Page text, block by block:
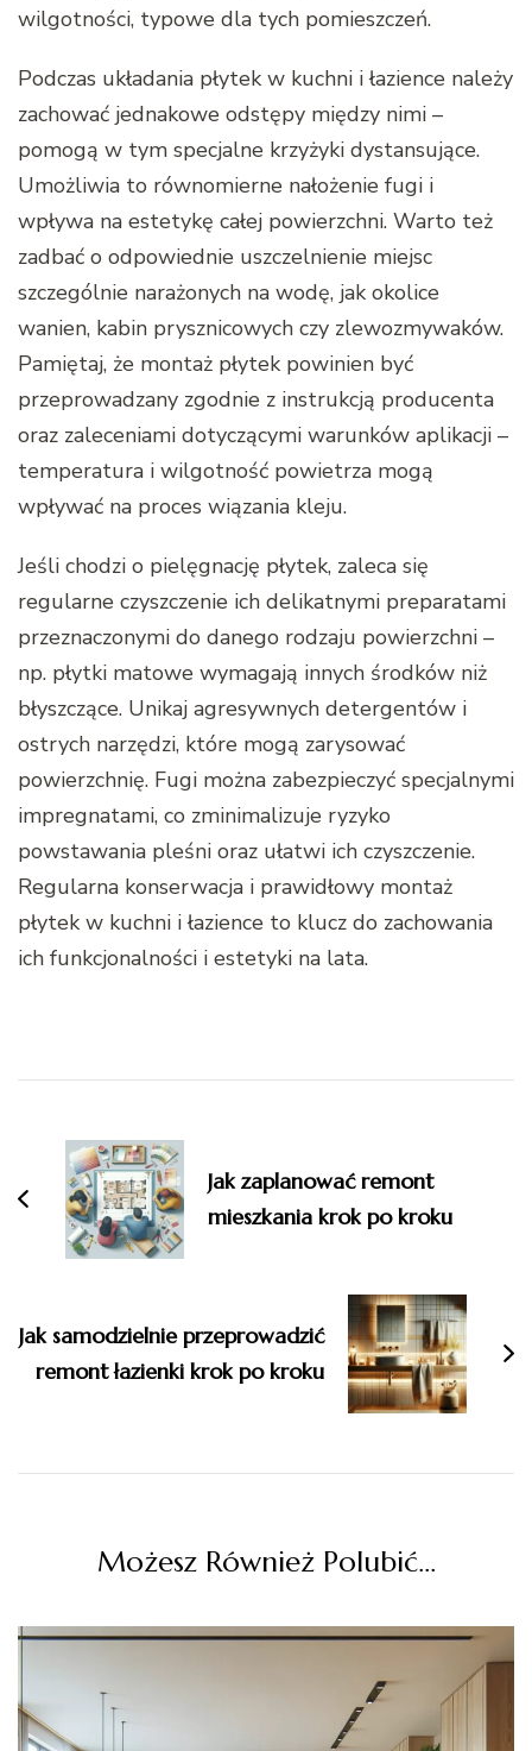
wilgotności, typowe dla tych pomieszczeń.
Podczas układania płytek w kuchni i łazience należy
zachować jednakowe odstępy między nimi –
pomogą w tym specjalne krzyżyki dystansujące.
Umożliwia to równomierne nałożenie fugi i
wpływa na estetykę całej powierzchni. Warto też
zadbać o odpowiednie uszczelnienie miejsc
szczególnie narażonych na wodę, jak okolice
wanien, kabin prysznicowych czy zlewozmywaków.
Pamiętaj, że montaż płytek powinien być
przeprowadzany zgodnie z instrukcją producenta
oraz zaleceniami dotyczącymi warunków aplikacji –
temperatura i wilgotność powietrza mogą
wpływać na proces wiązania kleju.
Jeśli chodzi o pielęgnację płytek, zaleca się
regularne czyszczenie ich delikatnymi preparatami
przeznaczonymi do danego rodzaju powierzchni –
np. płytki matowe wymagają innych środków niż
błyszczące. Unikaj agresywnych detergentów i
ostrych narzędzi, które mogą zarysować
powierzchnię. Fugi można zabezpieczyć specjalnymi
impregnatami, co zminimalizuje ryzyko
powstawania pleśni oraz ułatwi ich czyszczenie.
Regularna konserwacja i prawidłowy montaż
płytek w kuchni i łazience to klucz do zachowania
ich funkcjonalności i estetyki na lata.
wpisu
Jak zaplanować remont
mieszkania krok po kroku
Jak samodzielnie przeprowadzić
remont łazienki krok po kroku
Możesz Również Polubić…